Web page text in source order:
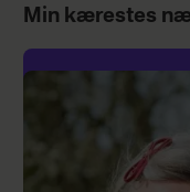
Min kærestes